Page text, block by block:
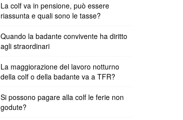
La colf va in pensione, può essere
riassunta e quali sono le tasse?
Quando la badante convivente ha diritto
agli straordinari
La maggiorazione del lavoro notturno
della colf o della badante va a TFR?
Si possono pagare alla colf le ferie non
godute?